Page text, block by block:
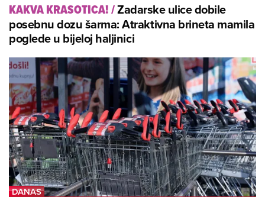
KAKVA KRASOTICA!/Zadarske ulice dobile
posebnu dozu šarma: Atraktivna brineta mamila
poglede u bijeloj haljinici